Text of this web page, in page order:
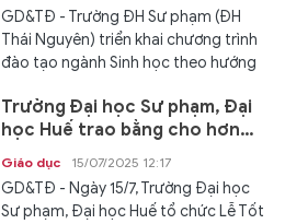
GD&TĐ - Trường ĐH Sư phạm (ĐH
Thái Nguyên) triển khai chương trình
đào tạo ngành Sinh học theo hướng
Trường Đại học Sư phạm, Đại
học Huế trao bằng cho hơn
300 tiến sĩ, thạc sĩ
Giáo dục 15/07/2025 12:17
GD&TĐ - Ngày 15/7, Trường Đại học
Sư phạm, Đại học Huế tổ chức Lễ Tốt